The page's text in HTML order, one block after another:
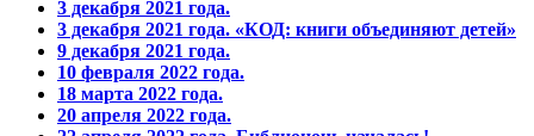
3 декабря 2021 года.
3 декабря 2021 года. «КОД: книги объединяют детей»
9 декабря 2021 года.
10 февраля 2022 года.
18 марта 2022 года.
20 апреля 2022 года.